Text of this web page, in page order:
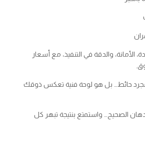
الأمانة، والدقة في التنفيذ، مع أسعار
حائط… بل هو لوحة فنية تعكس ذوقك
الصحيح… واستمتع بنتيجة تبهر كل